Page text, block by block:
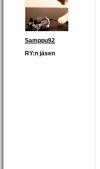
Samppu92
RY:n jäsen